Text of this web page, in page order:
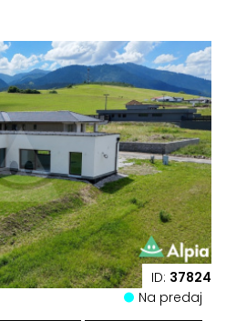
ID: 37824
Na predaj